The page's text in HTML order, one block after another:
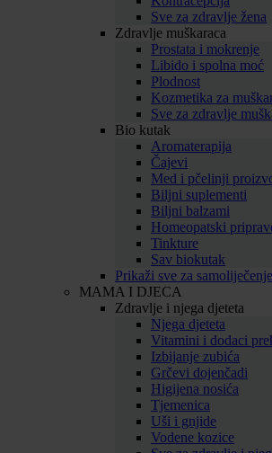
Sve za zdravlje žena
Zdravlje muškaraca
Prostata i mokrenje
Libido i spolna moć
Plodnost
Kozmetika za
Sve za zdravlje
Bio kutak
Aromaterapija
Čajevi
Med i pčelinji
Biljni suplementi
Biljni balzami
Homeopatski
Tinkture
Sav biokutak
Prikaži sve za samoliječenje
MAMA I DJECA
Zdravlje i njega djeteta
Njega djeteta
Vitamini i dodaci
Izbijanje zubića
Grčevi dojenčadi
Higijena nosića
Tjemenica
Uši i gnjide
Vodene kozice